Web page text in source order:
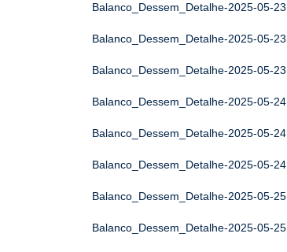
Balanco_Dessem_Detalhe-2025-05-23
Balanco_Dessem_Detalhe-2025-05-23
Balanco_Dessem_Detalhe-2025-05-23
Balanco_Dessem_Detalhe-2025-05-24
Balanco_Dessem_Detalhe-2025-05-24
Balanco_Dessem_Detalhe-2025-05-24
Balanco_Dessem_Detalhe-2025-05-25
Balanco_Dessem_Detalhe-2025-05-25